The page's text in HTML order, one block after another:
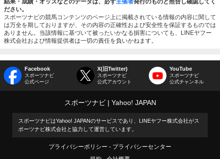
結果・成績・オッズなどのデータは、必ず主催者発行のものと照合し確認してく
ださい。
スポーツナビの競馬コンテンツのページ上に掲載されている情報の内容に関して
は万全を期しておりますが、その内容の正確性および安全性を保証するものでは
ありません。当該情報に基づいて被ったいかなる損害についても、LINEヤフー
株式会社および情報提供者は一切の責任を負いかねます。
Facebook
スポーツナビ
公式ページ
X(旧Twitter)
スポーツナビ
公式アカウント
YouTube
スポーツナビ
公式チャンネル
スポーツナビ Yahoo! JAPAN
スポーツナビはYahoo! JAPANのサービスであり、LINEヤフー株式会社がス
ポーツナビ株式会社と協力して運営しています。
プライバシーポリシー
プライバシーセンター